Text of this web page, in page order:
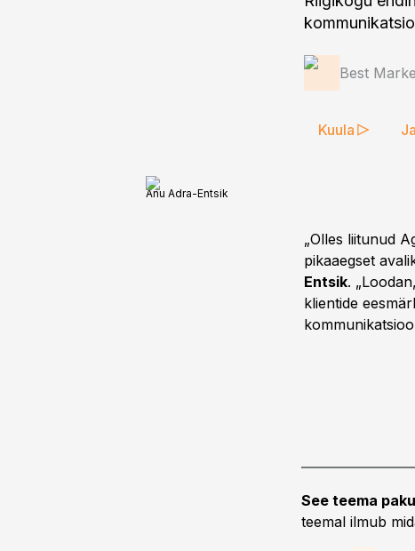
Best
Kuula
Anu Adra-Entsik
„Olles liitunud
pikaaegset
Entsik.
klientide
See teema
teemal ilmub